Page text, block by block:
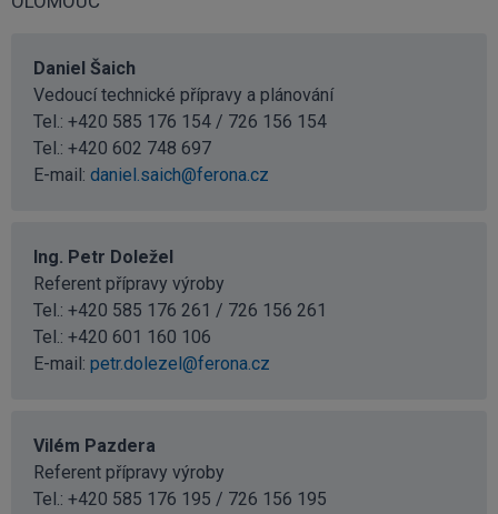
Daniel Šaich
Vedoucí technické přípravy a plánování
Tel.: +420 585 176 154 / 726 156 154
Tel.: +420 602 748 697
E-mail: daniel.saich@ferona.cz
Ing. Petr Doležel
Referent přípravy výroby
Tel.: +420 585 176 261 / 726 156 261
Tel.: +420 601 160 106
E-mail: petr.dolezel@ferona.cz
Vilém Pazdera
Referent přípravy výroby
Tel.: +420 585 176 195 / 726 156 195